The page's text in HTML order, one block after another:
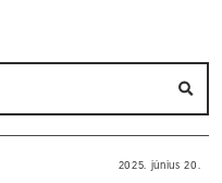
2025. június 20.